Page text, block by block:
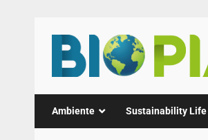
Inhalt
springen
Ambiente Sustainability Life